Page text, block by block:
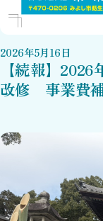
2026年5月16日
【続報】
改修 事業費